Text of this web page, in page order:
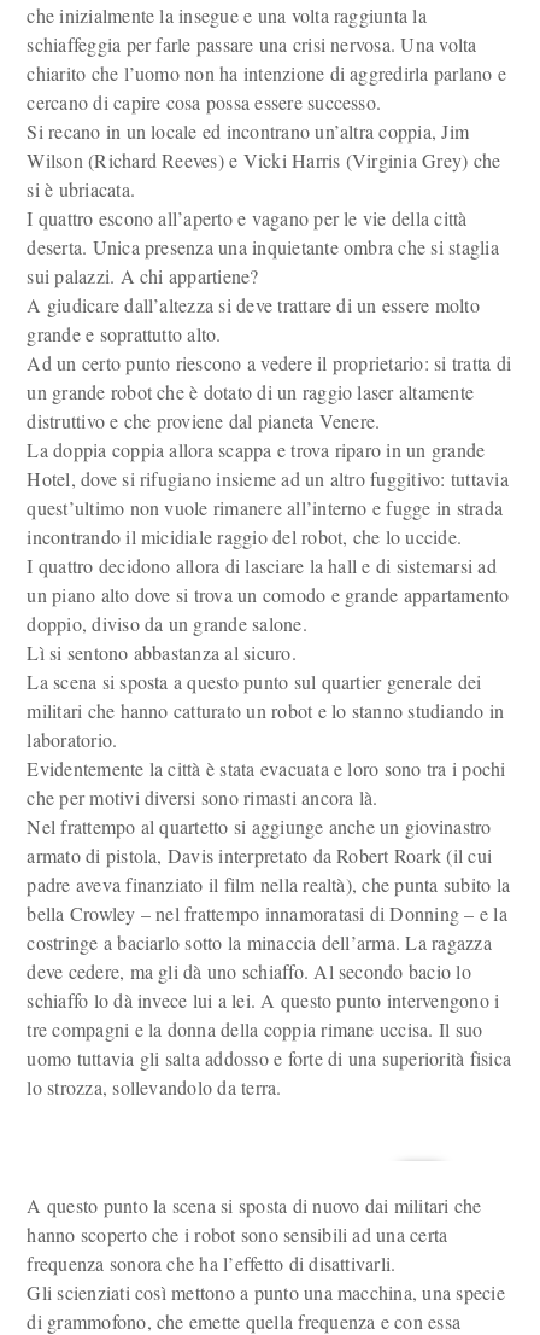
che inizialmente la insegue e una volta raggiunta la
schiaffeggia per farle passare una crisi nervosa. Una volta
chiarito che l’uomo non ha intenzione di aggredirla parlano e
cercano di capire cosa possa essere successo.
Si recano in un locale ed incontrano un’altra coppia, Jim
Wilson (Richard Reeves) e Vicki Harris (Virginia Grey) che
si è ubriacata.
I quattro escono all’aperto e vagano per le vie della città
deserta. Unica presenza una inquietante ombra che si staglia
sui palazzi. A chi appartiene?
A giudicare dall’altezza si deve trattare di un essere molto
grande e soprattutto alto.
Ad un certo punto riescono a vedere il proprietario: si tratta di
un grande robot che è dotato di un raggio laser altamente
distruttivo e che proviene dal pianeta Venere.
La doppia coppia allora scappa e trova riparo in un grande
Hotel, dove si rifugiano insieme ad un altro fuggitivo: tuttavia
quest’ultimo non vuole rimanere all’interno e fugge in strada
incontrando il micidiale raggio del robot, che lo uccide.
I quattro decidono allora di lasciare la hall e di sistemarsi ad
un piano alto dove si trova un comodo e grande appartamento
doppio, diviso da un grande salone.
Lì si sentono abbastanza al sicuro.
La scena si sposta a questo punto sul quartier generale dei
militari che hanno catturato un robot e lo stanno studiando in
laboratorio.
Evidentemente la città è stata evacuata e loro sono tra i pochi
che per motivi diversi sono rimasti ancora là.
Nel frattempo al quartetto si aggiunge anche un giovinastro
armato di pistola, Davis interpretato da Robert Roark (il cui
padre aveva finanziato il film nella realtà), che punta subito la
bella Crowley – nel frattempo innamoratasi di Donning – e la
costringe a baciarlo sotto la minaccia dell’arma. La ragazza
deve cedere, ma gli dà uno schiaffo. Al secondo bacio lo
schiaffo lo dà invece lui a lei. A questo punto intervengono i
tre compagni e la donna della coppia rimane uccisa. Il suo
uomo tuttavia gli salta addosso e forte di una superiorità fisica
lo strozza, sollevandolo da terra.
A questo punto la scena si sposta di nuovo dai militari che
hanno scoperto che i robot sono sensibili ad una certa
frequenza sonora che ha l’effetto di disattivarli.
Gli scienziati così mettono a punto una macchina, una specie
di grammofono, che emette quella frequenza e con essa